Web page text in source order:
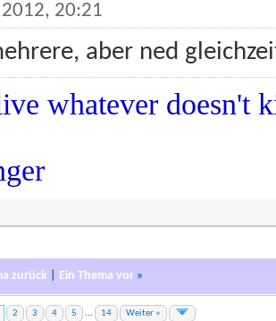
20:21
aber ned
whatever doesn't
zurück Ein Thema vor »
2 3 4 5 ... 14 Weiter »